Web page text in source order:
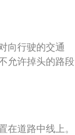
交通标线，其他
向行驶的交通
允许掉头的路段
下是相关信息：
色双实线就是黄
。白色实线：白
在道路中线上。